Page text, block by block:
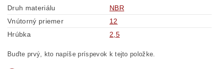
Druh materiálu
NBR
Vnútorný priemer
12
Hrúbka
2,5
Buďte prvý, kto napíše príspevok k tejto položke.